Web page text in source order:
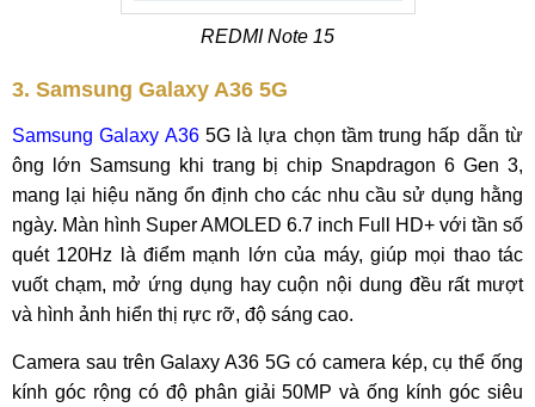
REDMI Note 15
3. Samsung Galaxy A36 5G
Samsung Galaxy A365G là lựa chọn tầm trung hấp dẫn từ
ông lớn Samsung khi trang bị chip Snapdragon 6 Gen 3,
mang lại hiệu năng ổn định cho các nhu cầu sử dụng hằng
ngày. Màn hình Super AMOLED 6.7 inch Full HD+ với tần số
quét 120Hz là điểm mạnh lớn của máy, giúp mọi thao tác
vuốt chạm, mở ứng dụng hay cuộn nội dung đều rất mượt
và hình ảnh hiển thị rực rỡ, độ sáng cao.
Camera sau trên Galaxy A36 5G có camera kép, cụ thể ống
kính góc rộng có độ phân giải 50MP và ống kính góc siêu